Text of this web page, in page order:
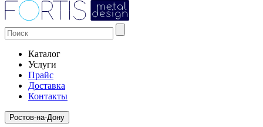
Каталог
Услуги
Прайс
Доставка
Контакты
Ростов-на-Дону